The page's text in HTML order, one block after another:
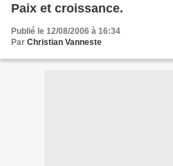
Paix et croissance.
Publié le 12/08/2006 à 16:34
Par Christian Vanneste